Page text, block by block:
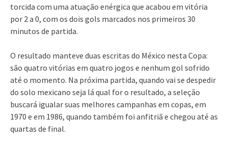
torcida com uma atuação enérgica que acabou em vitória
por 2 a 0, com os dois gols marcados nos primeiros 30
minutos de partida.
O resultado manteve duas escritas do México nesta Copa:
são quatro vitórias em quatro jogos e nenhum gol sofrido
até o momento. Na próxima partida, quando vai se despedir
do solo mexicano seja lá qual for o resultado, a seleção
buscará igualar suas melhores campanhas em copas, em
1970 e em 1986, quando também foi anfitriã e chegou até as
quartas de final.